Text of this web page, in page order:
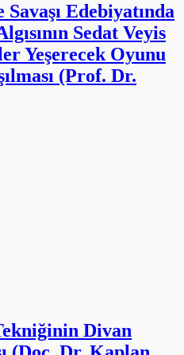
Edebiyatında
Sedat Veyis
Yeşerecek Oyunu
(Prof. Dr.